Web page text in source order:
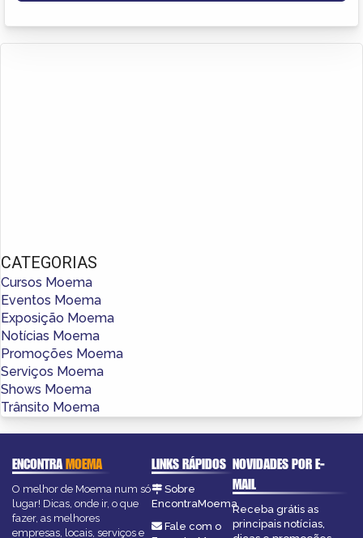
CATEGORIAS
Cursos Moema
Eventos Moema
Exposição Moema
Notícias Moema
Promoções Moema
Serviços Moema
Shows Moema
Trânsito Moema
ENCONTRAMOEMA
O melhor de Moema num só
lugar! Dicas, onde ir, o que
fazer, as melhores
empresas, locais, serviços e
LINKS RÁPIDOS
Sobre
EncontraMoema
Fale com o
NOVIDADES POR E-
MAIL
Receba grátis as
principais notícias,